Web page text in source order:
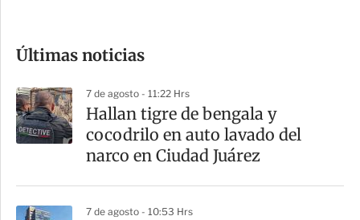
m
a
r
t
Últimas noticias
7 de agosto - 11:22 Hrs
Hallan tigre de bengala y
cocodrilo en auto lavado del
narco en Ciudad Juárez
7 de agosto - 10:53 Hrs